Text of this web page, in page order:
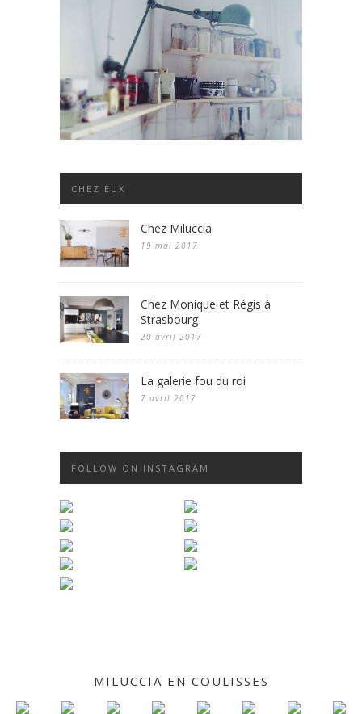
CHEZ EUX
Chez Miluccia
19 mai 2017
Chez Monique et Régis à
Strasbourg
20 avril 2017
La galerie fou du roi
7 avril 2017
FOLLOW ON INSTAGRAM
MILUCCIA EN COULISSES